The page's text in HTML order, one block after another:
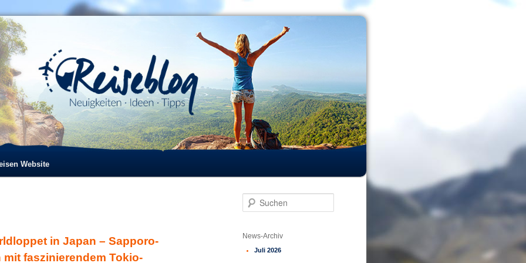
Website
in Japan – Sapporo-
mit faszinierendem Tokio-
h
News-Archiv
Juli 2026